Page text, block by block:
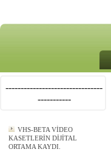
--------------------------------
-----------
VHS-BETA VİDEO
KASETLERİN DİJİTAL
ORTAMA KAYDI.